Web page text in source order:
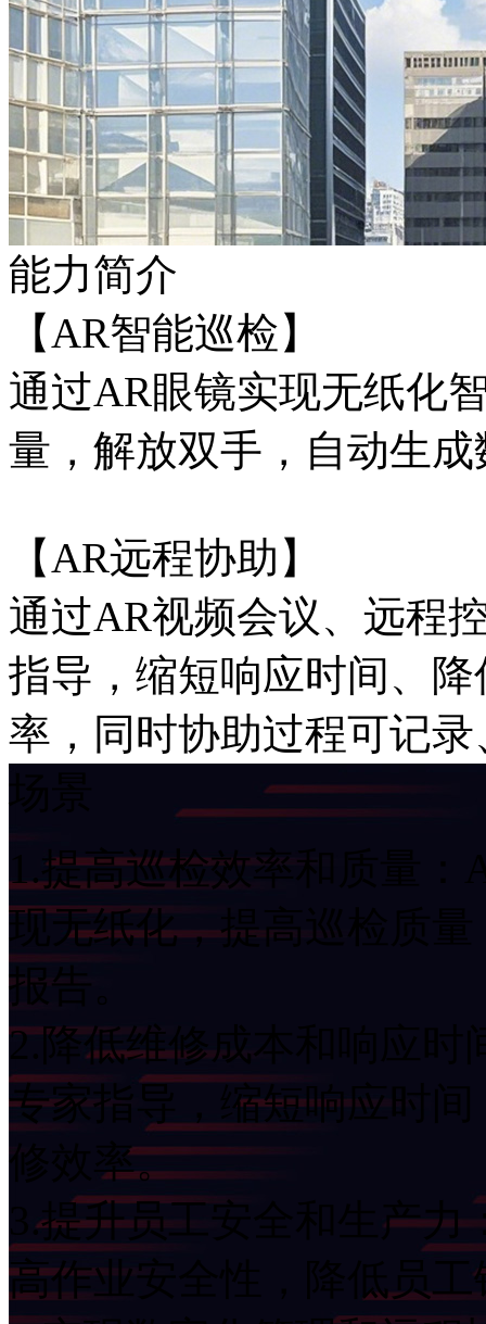
能力简介
【AR智能巡检】
通过AR眼镜实现无纸化
量，解放双手，自动生
【AR远程协助】
通过AR视频会议、远程
指导，缩短响应时间、
率，同时协助过程可记
场景
1.提高巡检效率和质量：
现无纸化，提高巡检质
报告。
2.降低维修成本和响应时
专家指导，缩短响应时
修效率。
3.提升员工安全和生产
高作业安全性，降低员